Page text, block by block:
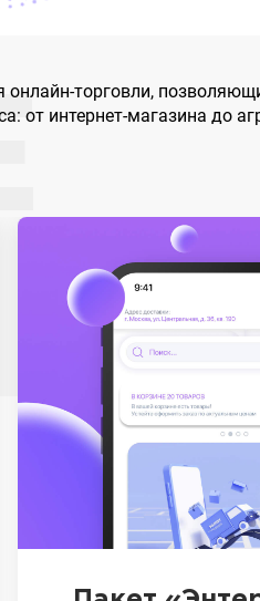
торговли,
от интернет-магазина до